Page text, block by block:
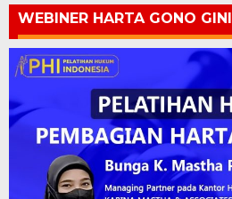
WEBINER HARTA GONO GINI